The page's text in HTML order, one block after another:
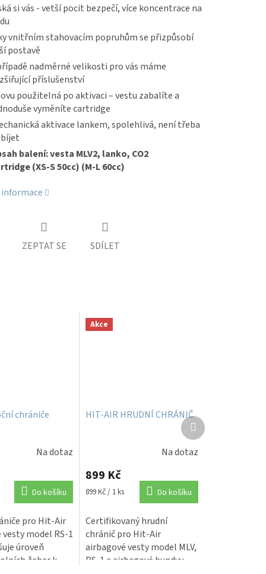
si vás - vetší pocit bezpečí, více koncentrace na
vnitřním stahovacím popruhům se přizpůsobí
postavě
nadměrné velikosti pro vás máme
příslušenství
použitelná po aktivaci – vestu zabalíte a
vyměníte cartridge
aktivace lankem, spolehlivá, není třeba
balení: vesta MLV2, lanko, CO2
(XS-S 50cc) (M-L 60cc)
ZEPTAT SE SDÍLET
chrániče
Na dotaz
Do košíku
pro Hit-Air
model RS-1
úroveň
žeber k
Akce
HIT-AIR HRUDNÍ CHRÁNIČ
hodnocení
produktu
je
z
5
hvězdiček.
Na dotaz
899 Kč
Měrná
899 Kč / 1 ks Do košíku
Certifikovaný hrudní
chránič pro Hit-Air
airbagové vesty model MLV,
RS-1 a airbagové bundy​​​​​​​ v
Další
produkt